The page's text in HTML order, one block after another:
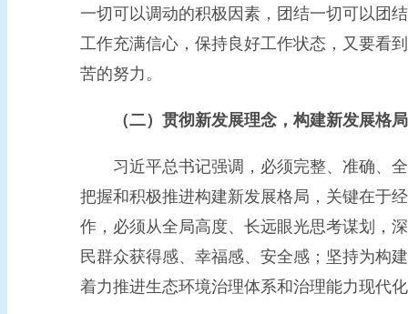
一切可以调动的积极因素，团结一切可以团
工作充满信心，保持良好工作状态，又要看
苦的努力。
（二）贯彻新发展理念，构建新发展格
习近平总书记强调，必须完整、准确、全
把握和积极推进构建新发展格局，关键在于
作，必须从全局高度、长远眼光思考谋划，
民群众获得感、幸福感、安全感；坚持为构
着力推进生态环境治理体系和治理能力现代